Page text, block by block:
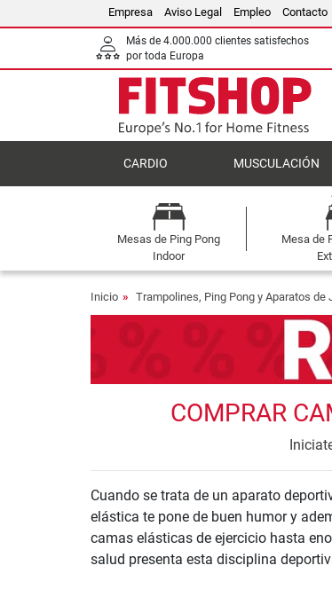
Empresa Aviso Legal Empleo Contacto
Más de 4.000.000 clientes satisfechos
por toda Europa
CARDIO MUSCULACIÓN
Mesas de Ping Pong
Indoor
Mesa de
Inicio Trampolines, Ping Pong y Aparatos de
COMPRAR
Cuando se trata de un aparato
elástica te pone de buen humor y
camas elásticas de ejercicio hasta
salud presenta esta disciplina